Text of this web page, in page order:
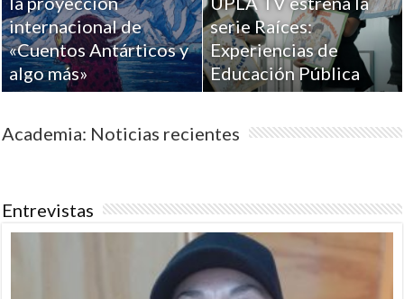
internacional de
«Cuentos Antárticos y
algo más»
serie Raíces:
Experiencias de
Educación Pública
Academia: Noticias recientes
Entrevistas